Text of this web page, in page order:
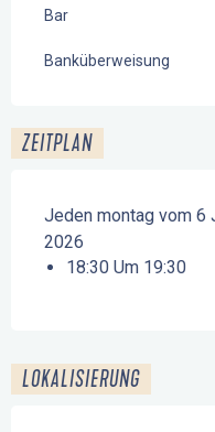
Bar
Banküberweisung
ZEITPLAN
Jeden montag vom 6
2026
18:30 Um 19:30
LOKALISIERUNG